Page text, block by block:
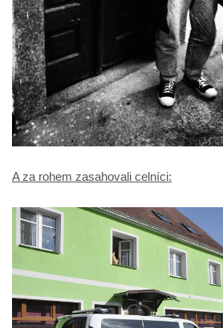
A za rohem zasahovali celníci: